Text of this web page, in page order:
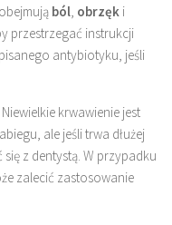
ból, obrzęk i
przestrzegać instrukcji
antybiotyku, jeśli
Niewielkie krwawienie jest
ale jeśli trwa dłużej
z dentystą. W przypadku
zalecić zastosowanie